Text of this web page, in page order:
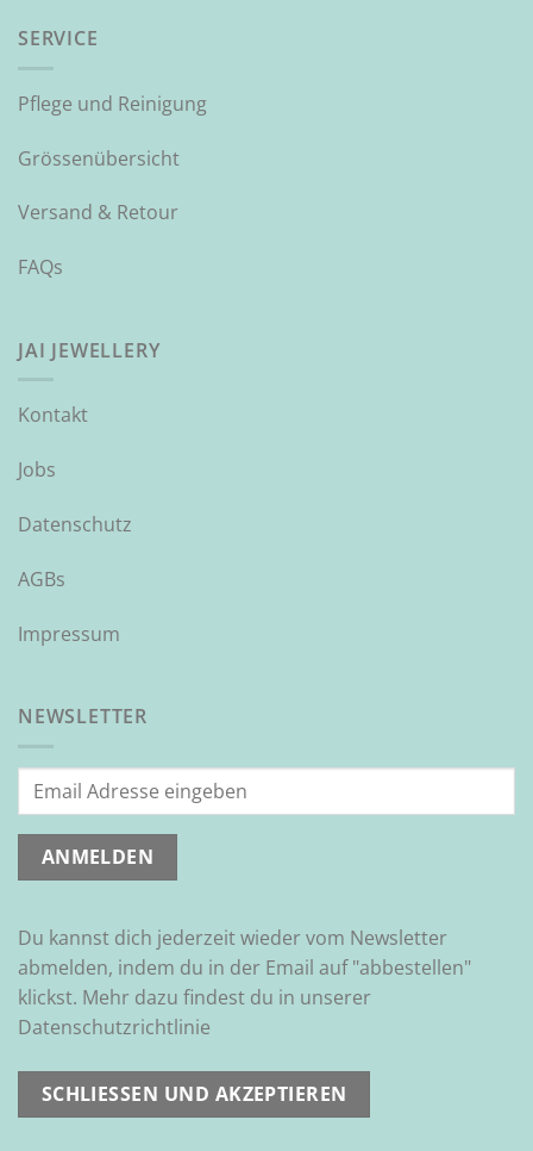
SERVICE
Pflege und Reinigung
Grössenübersicht
Versand & Retour
FAQs
JAI JEWELLERY
Kontakt
Jobs
Datenschutz
AGBs
Impressum
NEWSLETTER
Du kannst dich jederzeit wieder vom Newsletter
abmelden, indem du in der Email auf "abbestellen"
klickst. Mehr dazu findest du in unserer
Datenschutzrichtlinie